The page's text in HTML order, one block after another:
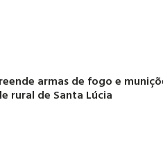
armas de fogo e
rural de Santa Lúcia